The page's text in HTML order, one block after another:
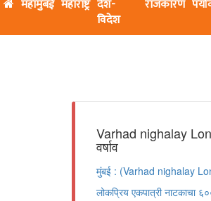
महामुंबई महाराष्ट्र देश-
विदेश
राजकारण
Varhad nighalay
वर्षाव
मुंबई : (Varhad nighalay
लोकप्रिय एकपात्री नाटकाचा